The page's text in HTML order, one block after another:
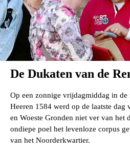
De Dukaten van de
Op een zonnige vrijdagmiddag in de
Heeren 1584 werd op de laatste dag
en Woeste Gronden niet ver van het
ondiepe poel het levenloze corpus
van het Noorderkwartier.